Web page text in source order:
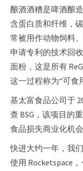
酿酒酒糟是啤酒酿
含蛋白质和纤维，
常被用作动物饲料
申请专利的技术回
面粉，这是所有
这一过程称为“可食
基太富食品公司于
查 BSG，该项目的
食品损失商业化机会
快进大约一年，我
使用 Rocketspace